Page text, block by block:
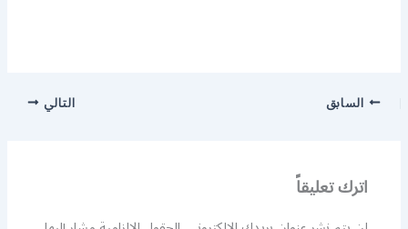
السابق التالي
اترك تعليقاً